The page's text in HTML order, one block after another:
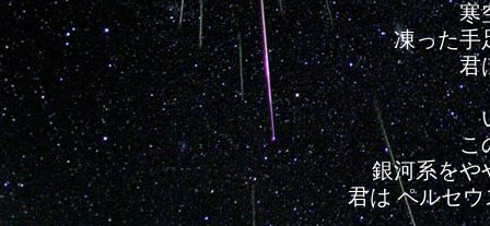
寒
凍った手
君
こ
銀河系をや
君は ペルセ